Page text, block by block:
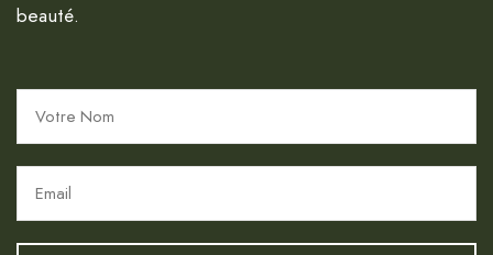
beauté.